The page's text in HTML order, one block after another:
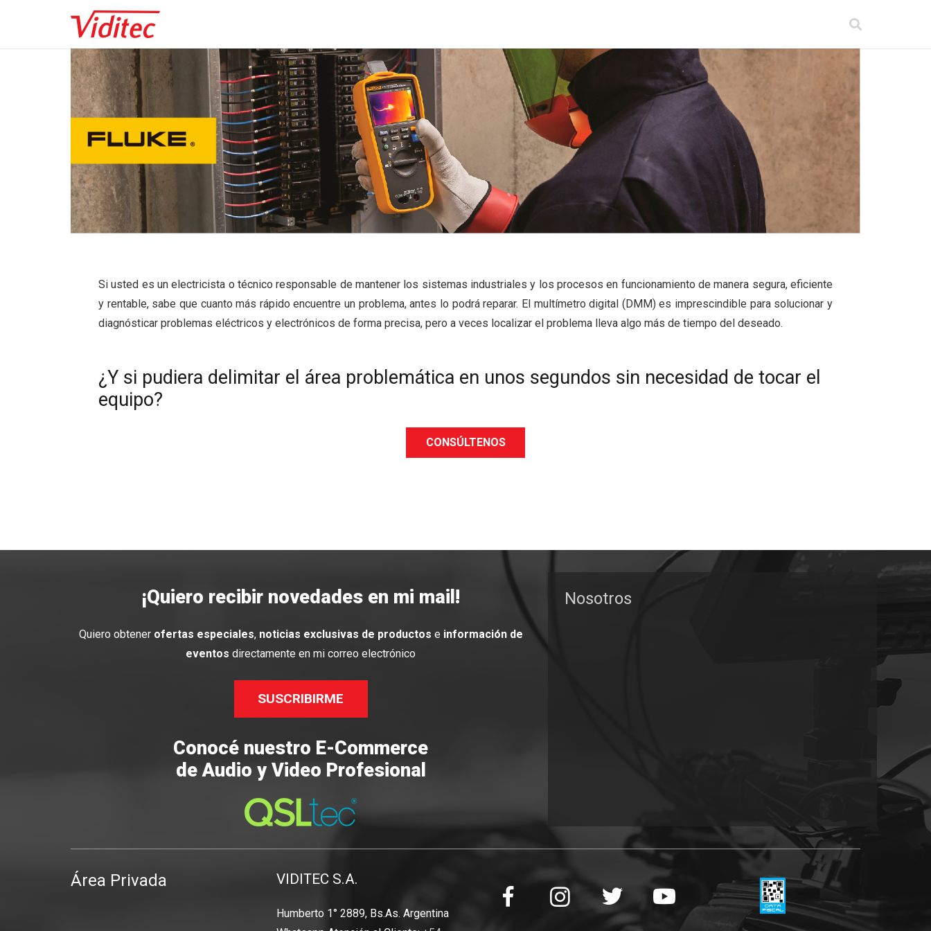
Si usted es un electricista o técnico responsable de mantener los sistemas industriales y los procesos en funcionamiento de manera segura, eficiente
y rentable, sabe que cuanto más rápido encuentre un problema, antes lo podrá reparar. El multímetro digital (DMM) es imprescindible para solucionar y
diagnósticar problemas eléctricos y electrónicos de forma precisa, pero a veces localizar el problema lleva algo más de tiempo del deseado.
¿Y si pudiera delimitar el área problemática en unos segundos sin necesidad de tocar el
equipo?
CONSÚLTENOS
¡Quiero recibir novedades en mi mail!
Quiero obtener ofertas especiales, noticias exclusivas de productos e información de
eventos directamente en mi correo electrónico
SUSCRIBIRME
Conocé nuestro E-Commerce
de Audio y Video Profesional
Nosotros
Área Privada VIDITEC S.A.
Humberto 1° 2889, Bs.As. Argentina